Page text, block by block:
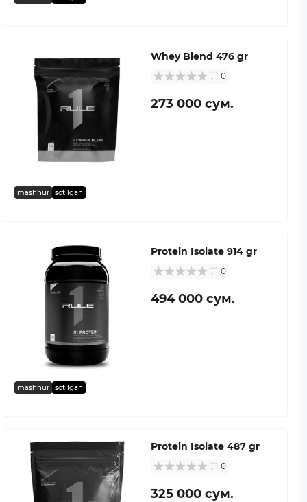
mashhur sotilgan
Whey Blend 476 gr
0
273 000 сум.
mashhur sotilgan
Protein Isolate 914 gr
0
494 000 сум.
Protein Isolate 487 gr
0
325 000 сум.